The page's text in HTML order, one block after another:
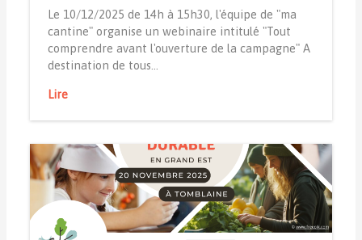
Le 10/12/2025 de 14h à 15h30, l'équipe de "ma
cantine" organise un webinaire intitulé "Tout
comprendre avant l'ouverture de la campagne" A
destination de tous…
Lire